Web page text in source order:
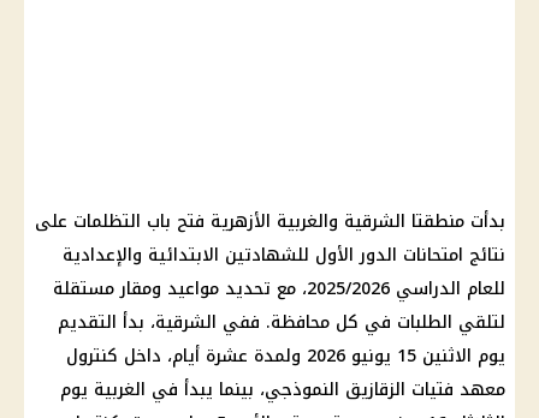
بدأت منطقتا الشرقية والغربية الأزهرية فتح باب التظلمات على
نتائج امتحانات الدور الأول للشهادتين الابتدائية والإعدادية
للعام الدراسي 2025/2026، مع تحديد مواعيد ومقار مستقلة
لتلقي الطلبات في كل محافظة. ففي الشرقية، بدأ التقديم
يوم الاثنين 15 يونيو 2026 ولمدة عشرة أيام، داخل كنترول
معهد فتيات الزقازيق النموذجي، بينما يبدأ في الغربية يوم